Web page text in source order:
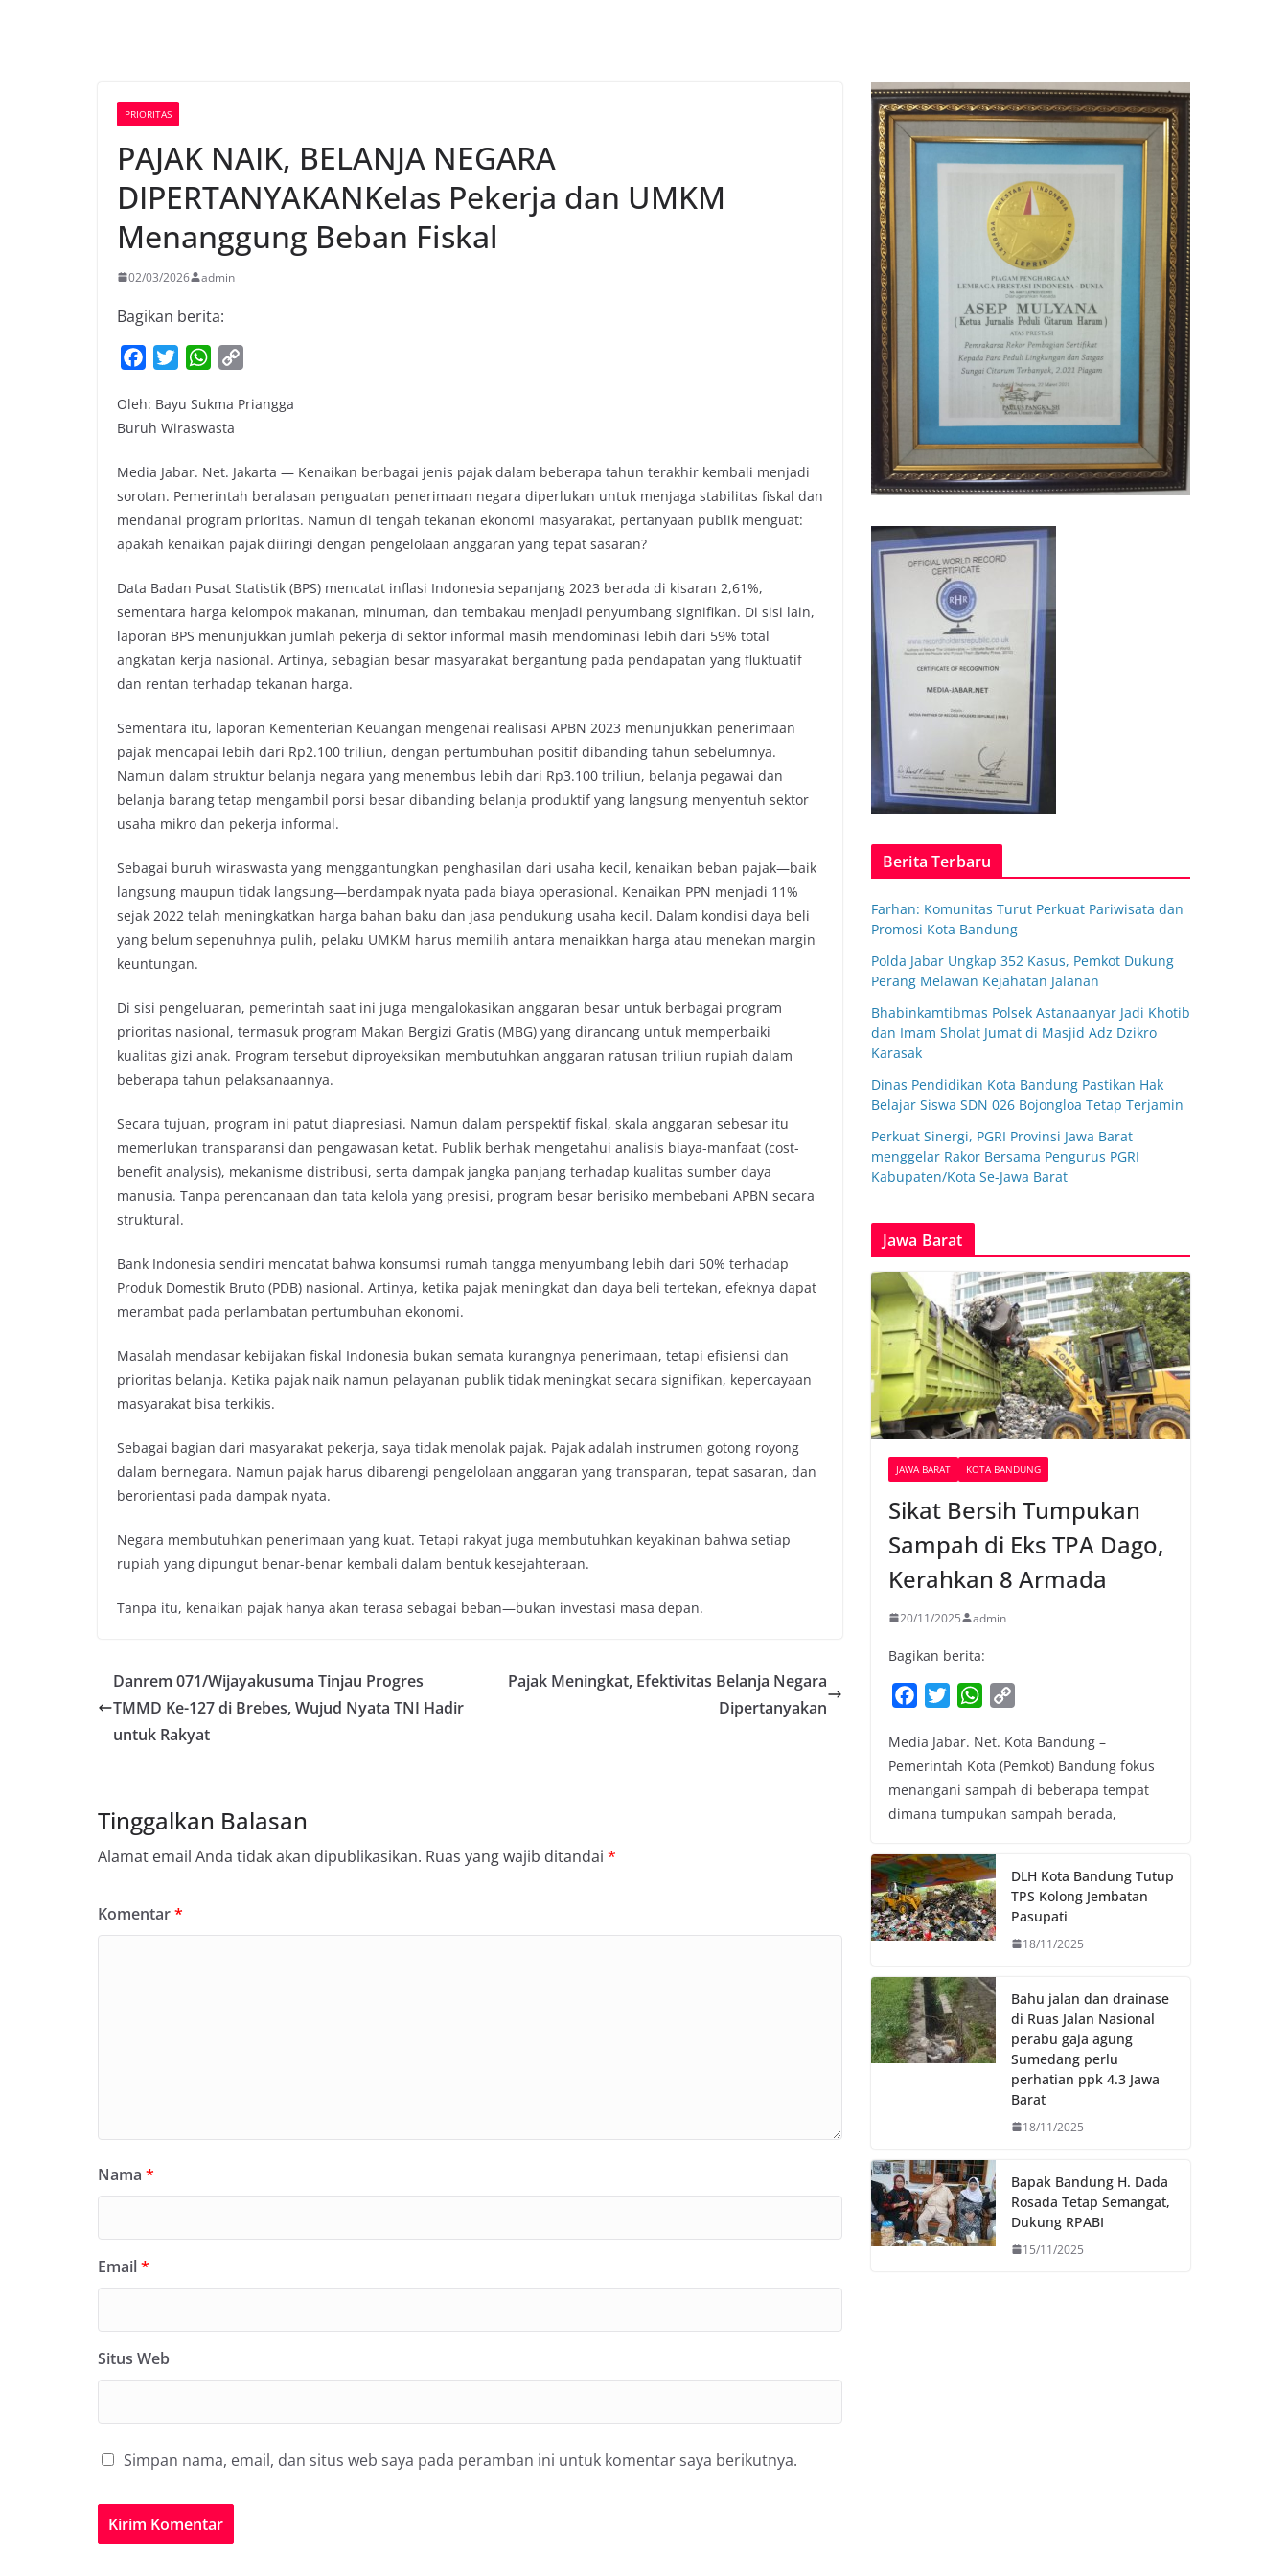
PRIORITAS
PAJAK NAIK, BELANJA NEGARA
DIPERTANYAKANKelas Pekerja dan UMKM
Menanggung Beban Fiskal
02/03/2026 admin
Bagikan berita:
c
e
o
o
k
i
t
e
r
W
a
t
A
p
p
p
i
n
k
Oleh: Bayu Sukma Priangga
Buruh Wiraswasta
Media Jabar. Net. Jakarta — Kenaikan berbagai jenis pajak dalam beberapa tahun terakhir kembali menjadi
sorotan. Pemerintah beralasan penguatan penerimaan negara diperlukan untuk menjaga stabilitas fiskal dan
mendanai program prioritas. Namun di tengah tekanan ekonomi masyarakat, pertanyaan publik menguat:
apakah kenaikan pajak diiringi dengan pengelolaan anggaran yang tepat sasaran?
Data Badan Pusat Statistik (BPS) mencatat inflasi Indonesia sepanjang 2023 berada di kisaran 2,61%,
sementara harga kelompok makanan, minuman, dan tembakau menjadi penyumbang signifikan. Di sisi lain,
laporan BPS menunjukkan jumlah pekerja di sektor informal masih mendominasi lebih dari 59% total
angkatan kerja nasional. Artinya, sebagian besar masyarakat bergantung pada pendapatan yang fluktuatif
dan rentan terhadap tekanan harga.
Sementara itu, laporan Kementerian Keuangan mengenai realisasi APBN 2023 menunjukkan penerimaan
pajak mencapai lebih dari Rp2.100 triliun, dengan pertumbuhan positif dibanding tahun sebelumnya.
Namun dalam struktur belanja negara yang menembus lebih dari Rp3.100 triliun, belanja pegawai dan
belanja barang tetap mengambil porsi besar dibanding belanja produktif yang langsung menyentuh sektor
usaha mikro dan pekerja informal.
Sebagai buruh wiraswasta yang menggantungkan penghasilan dari usaha kecil, kenaikan beban pajak—baik
langsung maupun tidak langsung—berdampak nyata pada biaya operasional. Kenaikan PPN menjadi 11%
sejak 2022 telah meningkatkan harga bahan baku dan jasa pendukung usaha kecil. Dalam kondisi daya beli
yang belum sepenuhnya pulih, pelaku UMKM harus memilih antara menaikkan harga atau menekan margin
keuntungan.
Di sisi pengeluaran, pemerintah saat ini juga mengalokasikan anggaran besar untuk berbagai program
prioritas nasional, termasuk program Makan Bergizi Gratis (MBG) yang dirancang untuk memperbaiki
kualitas gizi anak. Program tersebut diproyeksikan membutuhkan anggaran ratusan triliun rupiah dalam
beberapa tahun pelaksanaannya.
Secara tujuan, program ini patut diapresiasi. Namun dalam perspektif fiskal, skala anggaran sebesar itu
memerlukan transparansi dan pengawasan ketat. Publik berhak mengetahui analisis biaya-manfaat (cost-
benefit analysis), mekanisme distribusi, serta dampak jangka panjang terhadap kualitas sumber daya
manusia. Tanpa perencanaan dan tata kelola yang presisi, program besar berisiko membebani APBN secara
struktural.
Bank Indonesia sendiri mencatat bahwa konsumsi rumah tangga menyumbang lebih dari 50% terhadap
Produk Domestik Bruto (PDB) nasional. Artinya, ketika pajak meningkat dan daya beli tertekan, efeknya dapat
merambat pada perlambatan pertumbuhan ekonomi.
Masalah mendasar kebijakan fiskal Indonesia bukan semata kurangnya penerimaan, tetapi efisiensi dan
prioritas belanja. Ketika pajak naik namun pelayanan publik tidak meningkat secara signifikan, kepercayaan
masyarakat bisa terkikis.
Sebagai bagian dari masyarakat pekerja, saya tidak menolak pajak. Pajak adalah instrumen gotong royong
dalam bernegara. Namun pajak harus dibarengi pengelolaan anggaran yang transparan, tepat sasaran, dan
berorientasi pada dampak nyata.
Negara membutuhkan penerimaan yang kuat. Tetapi rakyat juga membutuhkan keyakinan bahwa setiap
rupiah yang dipungut benar-benar kembali dalam bentuk kesejahteraan.
Tanpa itu, kenaikan pajak hanya akan terasa sebagai beban—bukan investasi masa depan.
Danrem 071/Wijayakusuma Tinjau Progres
TMMD Ke-127 di Brebes, Wujud Nyata TNI Hadir
untuk Rakyat
Pajak Meningkat, Efektivitas Belanja Negara
Dipertanyakan
Tinggalkan Balasan
Alamat email Anda tidak akan dipublikasikan. Ruas yang wajib ditandai *
Komentar*
Nama *
Email*
Situs Web
Simpan nama, email, dan situs web saya pada peramban ini untuk komentar saya berikutnya.
Berita Terbaru
Farhan: Komunitas Turut Perkuat Pariwisata dan
Promosi Kota Bandung
Polda Jabar Ungkap 352 Kasus, Pemkot Dukung
Perang Melawan Kejahatan Jalanan
Bhabinkamtibmas Polsek Astanaanyar Jadi Khotib
dan Imam Sholat Jumat di Masjid Adz Dzikro
Karasak
Dinas Pendidikan Kota Bandung Pastikan Hak
Belajar Siswa SDN 026 Bojongloa Tetap Terjamin
Perkuat Sinergi, PGRI Provinsi Jawa Barat
menggelar Rakor Bersama Pengurus PGRI
Kabupaten/Kota Se-Jawa Barat
Jawa Barat
JAWA BARAT KOTA BANDUNG
Sikat Bersih Tumpukan
Sampah di Eks TPA Dago,
Kerahkan 8 Armada
20/11/2025 admin
Bagikan berita:
c
e
b
o
k
i
t
t
e
W
a
t
s
A
p
p
y
L
i
k
Media Jabar. Net. Kota Bandung –
Pemerintah Kota (Pemkot) Bandung fokus
menangani sampah di beberapa tempat
dimana tumpukan sampah berada,
DLH Kota Bandung Tutup
TPS Kolong Jembatan
Pasupati
18/11/2025
Bahu jalan dan drainase
di Ruas Jalan Nasional
perabu gaja agung
Sumedang perlu
perhatian ppk 4.3 Jawa
Barat
18/11/2025
Bapak Bandung H. Dada
Rosada Tetap Semangat,
Dukung RPABI
15/11/2025